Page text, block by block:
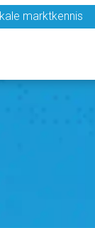
marktkennis